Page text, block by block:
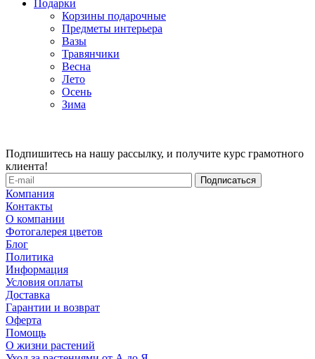
Подарки
Корзины подарочные
Предметы интерьера
Вазы
Травянчики
Весна
Лето
Осень
Зима
Подпишитесь на нашу рассылку, и получите курс грамотного
клиента!
Компания
Контакты
О компании
Фотогалерея цветов
Блог
Политика
Информация
Условия оплаты
Доставка
Гарантии и возврат
Оферта
Помощь
О жизни растений